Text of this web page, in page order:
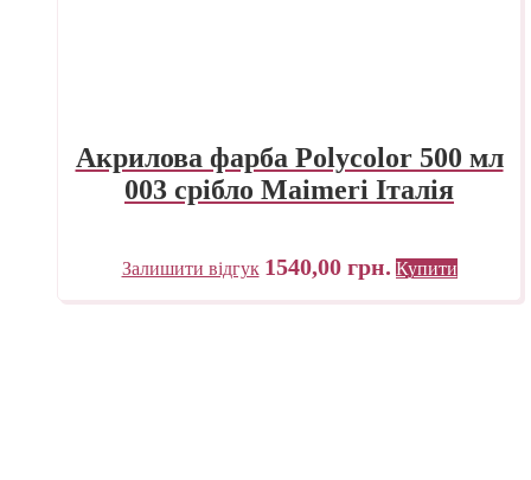
Акрилова фарба Polycolor 500 мл
003 срібло Maimeri Італія
Залишити відгук 1540,00 грн. Купити